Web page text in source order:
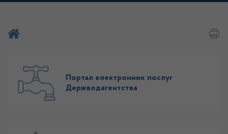
Портал електронних послуг
Держводагентства